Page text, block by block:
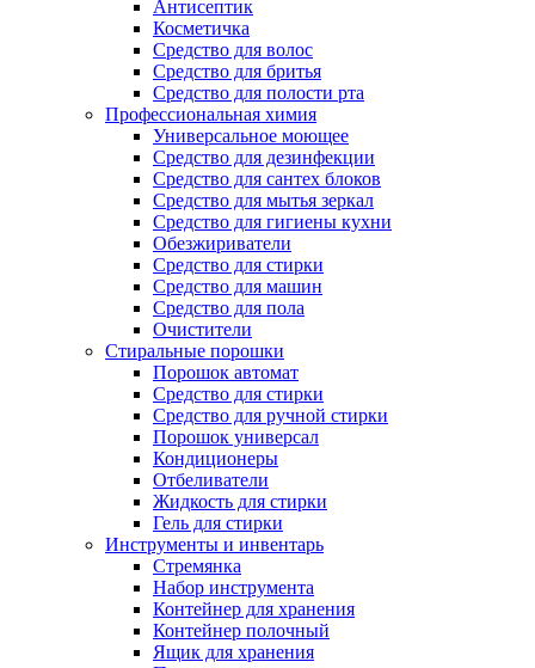
Антисептик
Косметичка
Средство для волос
Средство для бритья
Средство для полости рта
Профессиональная химия
Универсальное моющее
Средство для дезинфекции
Средство для сантех блоков
Средство для мытья зеркал
Средство для гигиены кухни
Обезжириватели
Средство для стирки
Средство для машин
Средство для пола
Очистители
Стиральные порошки
Порошок автомат
Средство для стирки
Средство для ручной стирки
Порошок универсал
Кондиционеры
Отбеливатели
Жидкость для стирки
Гель для стирки
Инструменты и инвентарь
Стремянка
Набор инструмента
Контейнер для хранения
Контейнер полочный
Ящик для хранения